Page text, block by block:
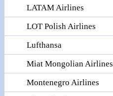
LATAM Airlines
LOT Polish Airlines
Lufthansa
Miat Mongolian Airlines
Montenegro Airlines